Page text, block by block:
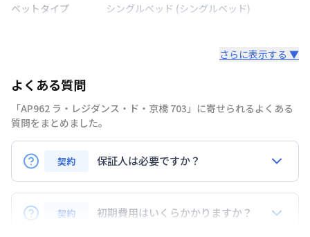
ベットタイプ
シングルベッド (シングルベッド)
部屋の向き
禁煙・喫煙
交通
ＪＲ東西線大阪城北詰駅
徒歩16分
定員
1名
さらに表示する ▼
よくある質問
「AP962 ラ・レジダンス・ド・京橋 703」に寄せられるよくある
質問をまとめました。
契約 保証人は必要ですか？
いずれの物件も保証人は不要です。代わりに緊急連絡
先をいただいております。
契約 初期費用はいくらかかりますか？